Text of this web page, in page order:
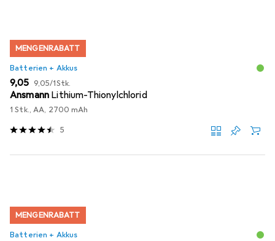
MENGENRABATT
Batterien + Akkus
EUR
9,05 EUR
9,05/1Stk.
Ansmann Lithium-Thionylchlorid
1 Stk., AA, 2700 mAh
5
MENGENRABATT
Batterien + Akkus